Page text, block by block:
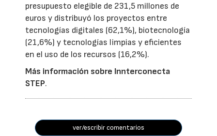
presupuesto elegible de 231,5 millones de
euros y distribuyó los proyectos entre
tecnologías digitales (62,1%), biotecnología
(21,6%) y tecnologías limpias y eficientes
en el uso de los recursos (16,2%).
Más información sobre Innterconecta
STEP.
ver/escribir comentarios